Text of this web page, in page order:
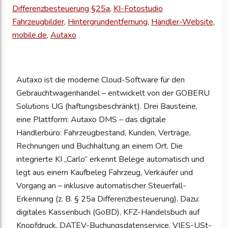
zu
Differenzbesteuerung §25a, KI-Fotostudio
Fahrzeugbilder, Hintergrundentfernung, Händler-Website,
mobile.de, Autaxo
Autaxo ist die moderne Cloud-Software für den
Gebrauchtwagenhandel – entwickelt von der GOBERU
Solutions UG (haftungsbeschränkt). Drei Bausteine,
eine Plattform: Autaxo DMS – das digitale
Händlerbüro: Fahrzeugbestand, Kunden, Verträge,
Rechnungen und Buchhaltung an einem Ort. Die
integrierte KI „Carlo“ erkennt Belege automatisch und
legt aus einem Kaufbeleg Fahrzeug, Verkäufer und
Vorgang an – inklusive automatischer Steuerfall-
Erkennung (z. B. § 25a Differenzbesteuerung). Dazu:
digitales Kassenbuch (GoBD), KFZ-Handelsbuch auf
Knopfdruck, DATEV-Buchungsdatenservice, VIES-USt-